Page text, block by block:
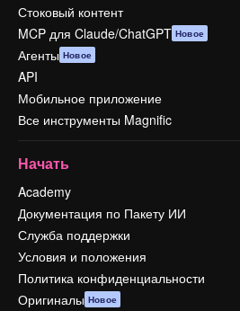
Стоковый контент
MCP для Claude/ChatGPT Новое
Агенты Новое
API
Мобильное приложение
Все инструменты Magnific
Начать
Academy
Документация по Пакету ИИ
Служба поддержки
Условия и положения
Политика конфиденциальности
Оригиналы Новое